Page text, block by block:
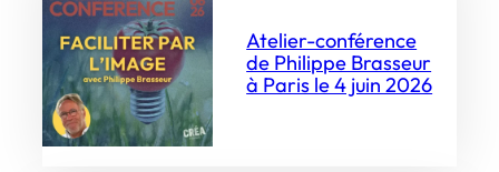
Atelier-conférence
de Philippe Brasseur
à Paris le 4 juin 2026